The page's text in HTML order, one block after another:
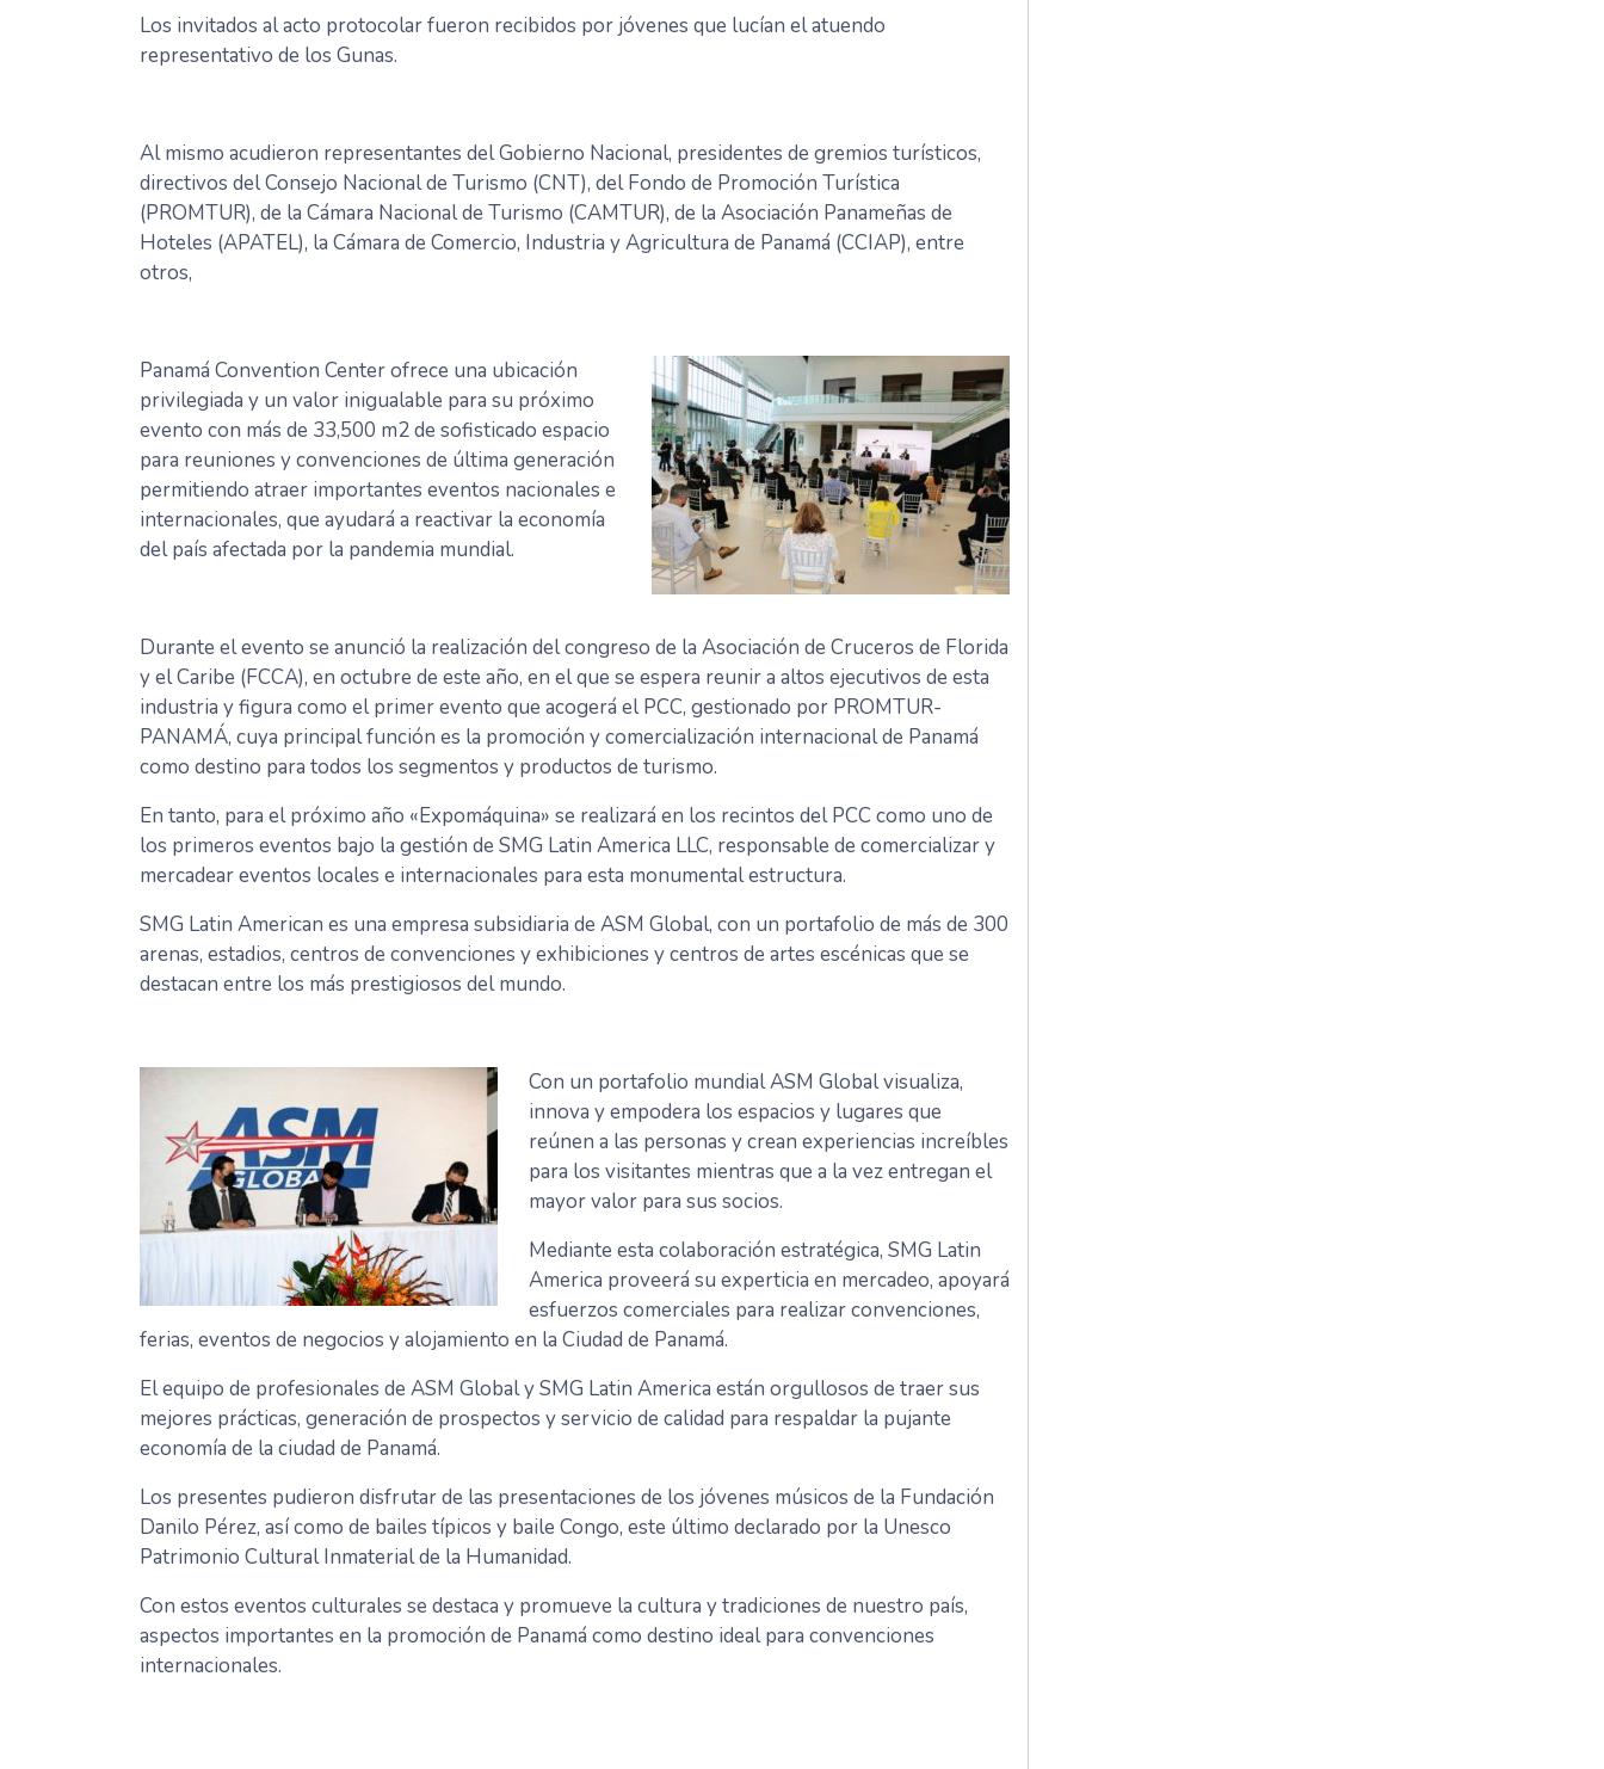
Los invitados al acto protocolar fueron recibidos por jóvenes que lucían el atuendo
representativo de los Gunas.
Al mismo acudieron representantes del Gobierno Nacional, presidentes de gremios turísticos,
directivos del Consejo Nacional de Turismo (CNT), del Fondo de Promoción Turística
(PROMTUR), de la Cámara Nacional de Turismo (CAMTUR), de la Asociación Panameñas de
Hoteles (APATEL), la Cámara de Comercio, Industria y Agricultura de Panamá (CCIAP), entre
otros,
Panamá Convention Center ofrece una ubicación
privilegiada y un valor inigualable para su próximo
evento con más de 33,500 m2 de sofisticado espacio
para reuniones y convenciones de última generación
permitiendo atraer importantes eventos nacionales e
internacionales, que ayudará a reactivar la economía
del país afectada por la pandemia mundial.
Durante el evento se anunció la realización del congreso de la Asociación de Cruceros de Florida
y el Caribe (FCCA), en octubre de este año, en el que se espera reunir a altos ejecutivos de esta
industria y figura como el primer evento que acogerá el PCC, gestionado por PROMTUR-
PANAMÁ, cuya principal función es la promoción y comercialización internacional de Panamá
como destino para todos los segmentos y productos de turismo.
En tanto, para el próximo año «Expomáquina» se realizará en los recintos del PCC como uno de
los primeros eventos bajo la gestión de SMG Latin America LLC, responsable de comercializar y
mercadear eventos locales e internacionales para esta monumental estructura.
SMG Latin American es una empresa subsidiaria de ASM Global, con un portafolio de más de 300
arenas, estadios, centros de convenciones y exhibiciones y centros de artes escénicas que se
destacan entre los más prestigiosos del mundo.
Con un portafolio mundial ASM Global visualiza,
innova y empodera los espacios y lugares que
reúnen a las personas y crean experiencias increíbles
para los visitantes mientras que a la vez entregan el
mayor valor para sus socios.
Mediante esta colaboración estratégica, SMG Latin
America proveerá su experticia en mercadeo, apoyará
esfuerzos comerciales para realizar convenciones,
ferias, eventos de negocios y alojamiento en la Ciudad de Panamá.
El equipo de profesionales de ASM Global y SMG Latin America están orgullosos de traer sus
mejores prácticas, generación de prospectos y servicio de calidad para respaldar la pujante
economía de la ciudad de Panamá.
Los presentes pudieron disfrutar de las presentaciones de los jóvenes músicos de la Fundación
Danilo Pérez, así como de bailes típicos y baile Congo, este último declarado por la Unesco
Patrimonio Cultural Inmaterial de la Humanidad.
Con estos eventos culturales se destaca y promueve la cultura y tradiciones de nuestro país,
aspectos importantes en la promoción de Panamá como destino ideal para convenciones
internacionales.